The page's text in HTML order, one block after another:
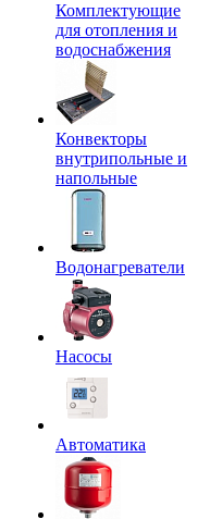
Комплектующие
для отопления и
водоснабжения
Конвекторы
внутрипольные и
напольные
Водонагреватели
Насосы
Автоматика